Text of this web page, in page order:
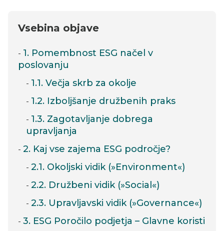
Vsebina objave
1. Pomembnost ESG načel v
poslovanju
1.1. Večja skrb za okolje
1.2. Izboljšanje družbenih praks
1.3. Zagotavljanje dobrega
upravljanja
2. Kaj vse zajema ESG področje?
2.1. Okoljski vidik (»Environment«)
2.2. Družbeni vidik (»Social«)
2.3. Upravljavski vidik (»Governance«)
3. ESG Poročilo podjetja – Glavne koristi